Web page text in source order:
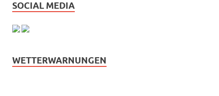
SOCIAL MEDIA
WETTERWARNUNGEN